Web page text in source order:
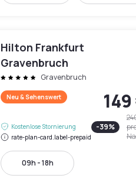
Hilton Frankfurt
Gravenbruch
Gravenbruch
Neu & Sehenswert
Kostenlose Stornierung
rate-plan-card.label-prepaid
-39%
09h - 18h